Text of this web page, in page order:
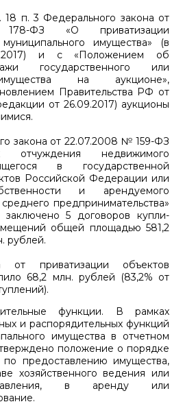
18 п. 3 Федерального закона от
ФЗ «О приватизации
имущества» (в
и с «Положением об
государственного или
на аукционе»,
Правительства РФ от
от 26.09.2017) аукционы
закона от 22.07.2008 № 159-ФЗ
отчуждения недвижимого
в государственной
Российской Федерации или
и арендуемого
предпринимательства»
5 договоров купли-
общей площадью 581,2
рублей.
приватизации объектов
68,2 млн. рублей (83,2% от
функции. В рамках
и распорядительных функций
имущества в отчетном
положение о порядке
по предоставлению имущества,
хозяйственного ведения или
в аренду или